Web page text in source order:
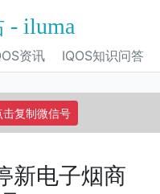
- iluma
资讯 IQOS知识问答
营店|IQOS自营店
新电子烟商
击复制微信号